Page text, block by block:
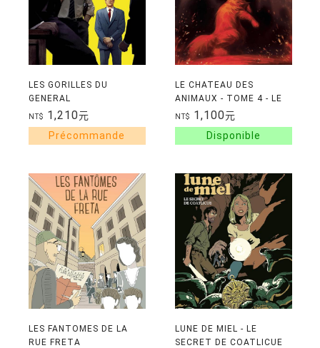
LES GORILLES DU
GENERAL
NT$ 1,210元
LE CHATEAU DES
ANIMAUX - TOME 4 - LE
SANG DU ROI
NT$ 1,100元
LES FANTOMES DE LA
RUE FRETA
LUNE DE MIEL - LE
SECRET DE COATLICUE